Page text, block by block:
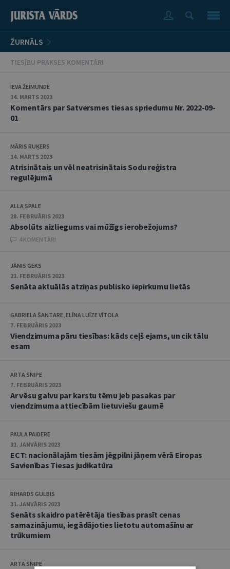
ŽURNĀLS
TIESĪBU PRAKSES KOMENTĀRI
IEVA ŽEIMUNDE
14. MARTS 2023
Komentārs par Satversmes tiesas spriedumu Nr. 2022-09-
01
MĀRIS RUĶERS
14. MARTS 2023
Atrisinātais un vēl neatrisinātais Sodu reģistra
regulējumā
ALLA SPALE
28. FEBRUĀRIS 2023
Absolūts aizliegums vai mūžīgs ierobežojums?
4 KOMENTĀRI
JĀNIS GEKS
21. FEBRUĀRIS 2023
Senāta aktuālās atziņas publisko iepirkumu lietās
GABRIELA ŠANTARE, ELĪNA LUĪZE VĪTOLA
7. FEBRUĀRIS 2023
Viendzimuma pāru tiesības: kāds ceļš ejams, un cik tālu
esam
ARTA SNIPE
7. FEBRUĀRIS 2023
Ar vēsu galvu par karstu tēmu jeb pasakas par
viendzimuma attiecībām lietuviešu gaumē
PAULA PAIDERE
31. JANVĀRIS 2023
ECT: nacionālajām tiesām jēgpilni jāņem vērā Eiropas
Savienības Tiesas judikatūra
RIHARDS GULBIS
31. JANVĀRIS 2023
Senāts skaidro patērētāja tiesības prasīt cenas
samazinājumu, iegādājoties lietotu automašīnu ar
trūkumiem
ARTA SNIPE